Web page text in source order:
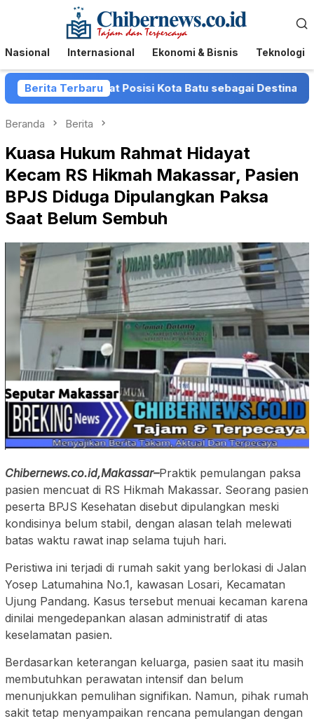
Menu
Mobile
Nasional Internasional Ekonomi & Bisnis Teknologi
Berita Terbaru
Perkuat Posisi Kota Batu sebagai Destinasi Festival
Beranda Berita
Kuasa Hukum Rahmat Hidayat
Kecam RS Hikmah Makassar, Pasien
BPJS Diduga Dipulangkan Paksa
Saat Belum Sembuh
Chibernews.co.id,Makassar–Praktik pemulangan paksa
pasien mencuat di RS Hikmah Makassar. Seorang pasien
peserta BPJS Kesehatan disebut dipulangkan meski
kondisinya belum stabil, dengan alasan telah melewati
batas waktu rawat inap selama tujuh hari.
Peristiwa ini terjadi di rumah sakit yang berlokasi di Jalan
Yosep Latumahina No.1, kawasan Losari, Kecamatan
Ujung Pandang. Kasus tersebut menuai kecaman karena
dinilai mengedepankan alasan administratif di atas
keselamatan pasien.
Berdasarkan keterangan keluarga, pasien saat itu masih
membutuhkan perawatan intensif dan belum
menunjukkan pemulihan signifikan. Namun, pihak rumah
sakit tetap menyampaikan rencana pemulangan dengan